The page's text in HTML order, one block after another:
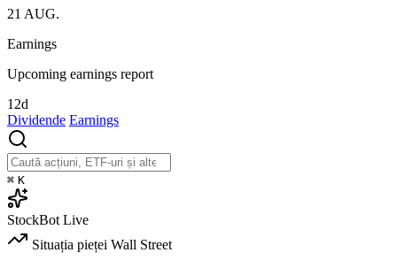
21 AUG.
Earnings
Upcoming earnings report
12d
Dividende Earnings
⌘ K
StockBot Live
Situația pieței Wall Street